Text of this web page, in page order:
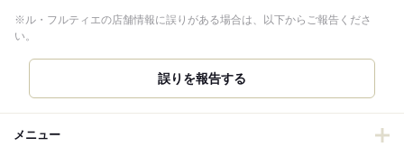
※ル・フルティエの店舗情報に誤りがある場合は、以下からご報告くださ
い。
誤りを報告する
メニュー